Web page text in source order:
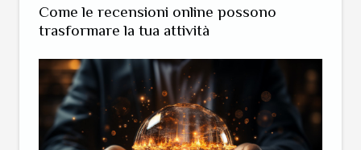
Come le recensioni online possono
trasformare la tua attività